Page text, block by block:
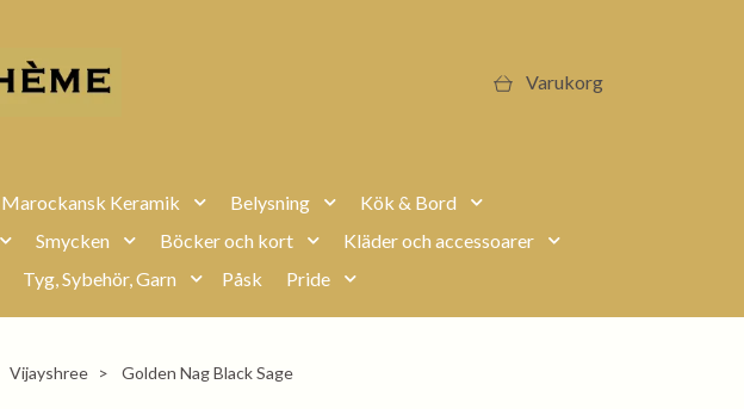
Varukorg
Marockansk Keramik Belysning
Kök & Bord
Smycken Böcker och kort
Kläder och accessoarer
Tyg, Sybehör, Garn Påsk Pride
Vijayshree Golden Nag Black Sage